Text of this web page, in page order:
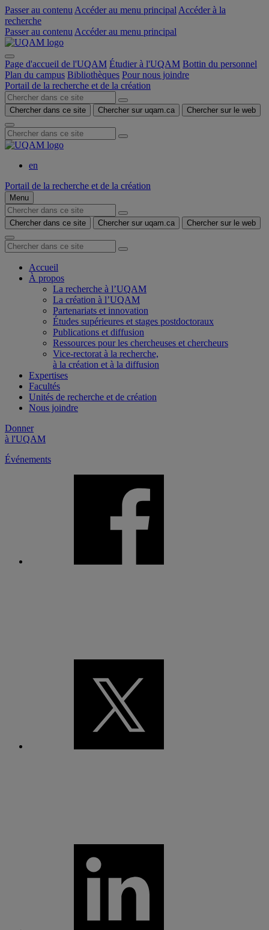
Passer au contenu Accéder au menu principal Accéder à la
recherche
Passer au contenu Accéder au menu principal
Page d'accueil de l'UQAM Étudier à l'UQAM Bottin du personnel
Plan du campus Bibliothèques Pour nous joindre
Portail de la recherche et de la création
Chercher dans ce site Chercher sur uqam.ca Chercher sur le web
en
Portail de la recherche et de la création
Menu
Chercher dans ce site Chercher sur uqam.ca Chercher sur le web
Accueil
À propos
La recherche à l’UQAM
La création à l’UQAM
Partenariats et innovation
Études supérieures et stages postdoctoraux
Publications et diffusion
Ressources pour les chercheuses et chercheurs
Vice-rectorat à la recherche,
à la création et à la diffusion
Expertises
Facultés
Unités de recherche et de création
Nous joindre
Donner
à l'UQAM
Événements